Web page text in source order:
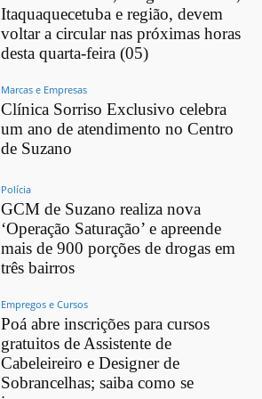
Itaquaquecetuba e região, devem
voltar a circular nas próximas horas
desta quarta-feira (05)
Marcas e Empresas
Clínica Sorriso Exclusivo celebra
um ano de atendimento no Centro
de Suzano
Polícia
GCM de Suzano realiza nova
‘Operação Saturação’ e apreende
mais de 900 porções de drogas em
três bairros
Empregos e Cursos
Poá abre inscrições para cursos
gratuitos de Assistente de
Cabeleireiro e Designer de
Sobrancelhas; saiba como se